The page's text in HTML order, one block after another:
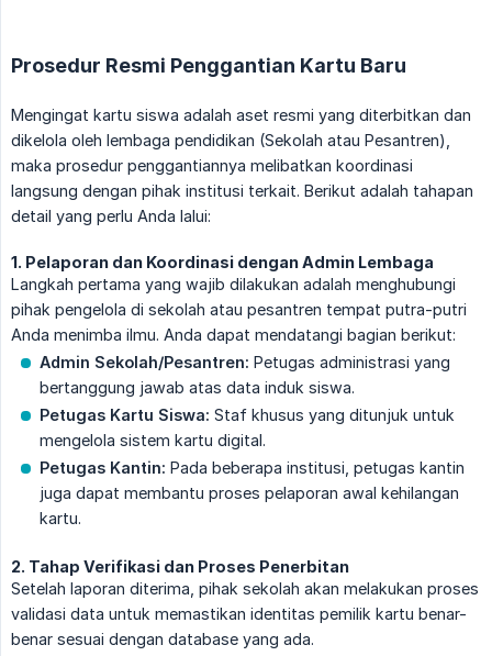
Prosedur Resmi Penggantian Kartu Baru
Mengingat kartu siswa adalah aset resmi yang diterbitkan dan
dikelola oleh lembaga pendidikan (Sekolah atau Pesantren),
maka prosedur penggantiannya melibatkan koordinasi
langsung dengan pihak institusi terkait. Berikut adalah tahapan
detail yang perlu Anda lalui:
1. Pelaporan dan Koordinasi dengan Admin Lembaga
Langkah pertama yang wajib dilakukan adalah menghubungi
pihak pengelola di sekolah atau pesantren tempat putra-putri
Anda menimba ilmu. Anda dapat mendatangi bagian berikut:
Admin Sekolah/Pesantren: Petugas administrasi yang
bertanggung jawab atas data induk siswa.
Petugas Kartu Siswa: Staf khusus yang ditunjuk untuk
mengelola sistem kartu digital.
Petugas Kantin: Pada beberapa institusi, petugas kantin
juga dapat membantu proses pelaporan awal kehilangan
kartu.
2. Tahap Verifikasi dan Proses Penerbitan
Setelah laporan diterima, pihak sekolah akan melakukan proses
validasi data untuk memastikan identitas pemilik kartu benar-
benar sesuai dengan database yang ada.